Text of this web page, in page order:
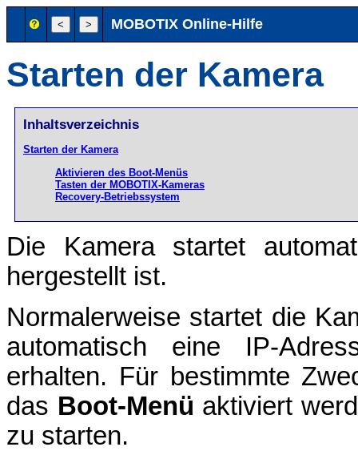
MOBOTIX Online-Hilfe
Starten der Kamera
Inhaltsverzeichnis
Starten der Kamera
Aktivieren des Boot-Menüs
Tasten der MOBOTIX-Kameras
Recovery-Betriebssystem
Die Kamera startet
hergestellt ist.
Normalerweise startet die
automatisch eine IP-
erhalten. Für bestimmte
das Boot-Menü aktiviert
zu starten.